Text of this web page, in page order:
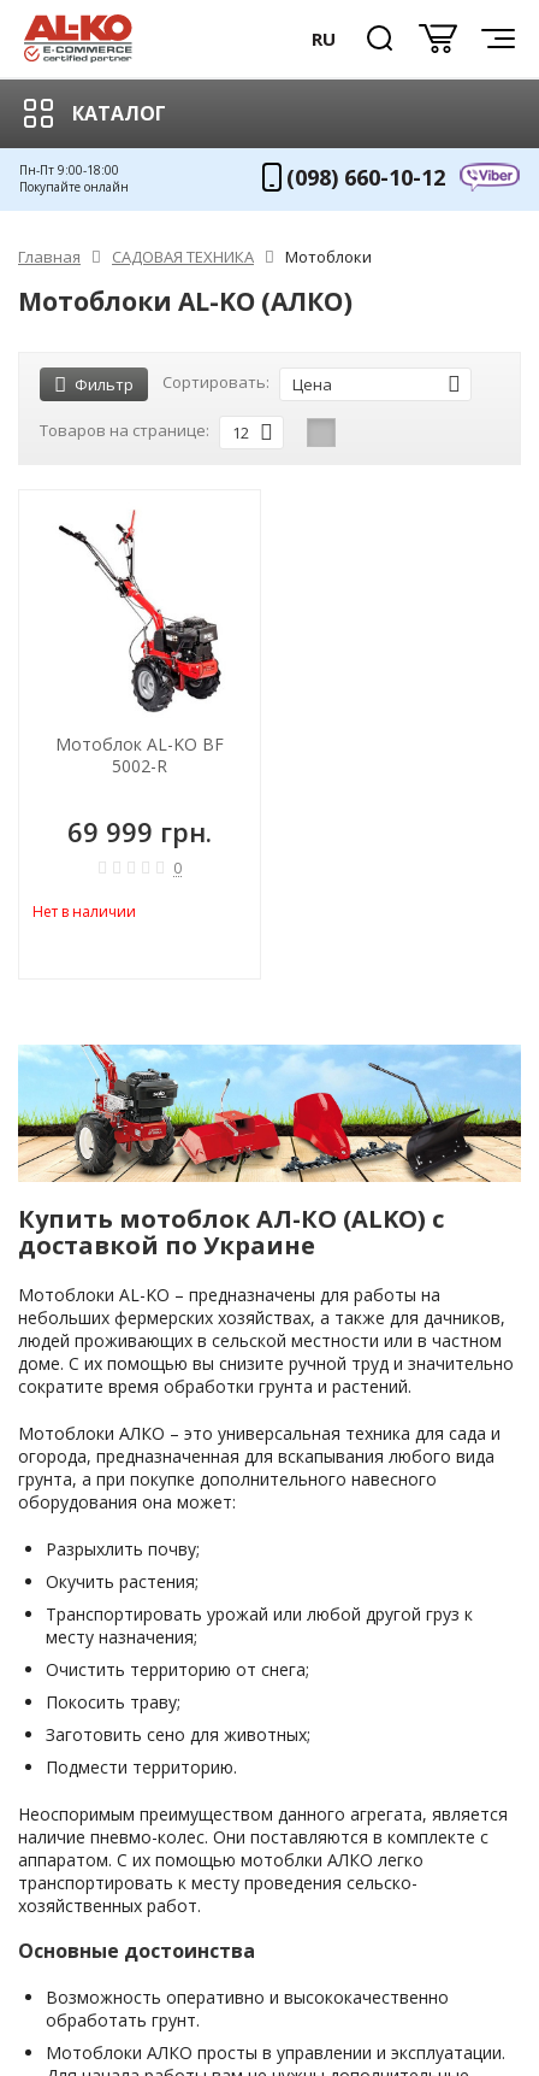
RU
КАТАЛОГ
Пн-Пт 9:00-18:00
Покупайте онлайн
(098) 660-10-12
Главная САДОВАЯ ТЕХНИКА Мотоблоки
Мотоблоки AL-KO (АЛКО)
Фильтр Сортировать: Цена
Товаров на странице: 12
Мотоблок AL-KO BF
5002-R
69 999 грн.
0
Нет в наличии
Купить мотоблок АЛ-КО (ALKO) с
доставкой по Украине
Мотоблоки AL-KO – предназначены для работы на
небольших фермерских хозяйствах, а также для дачников,
людей проживающих в сельской местности или в частном
доме. С их помощью вы снизите ручной труд и значительно
сократите время обработки грунта и растений.
Мотоблоки АЛКО – это универсальная техника для сада и
огорода, предназначенная для вскапывания любого вида
грунта, а при покупке дополнительного навесного
оборудования она может:
Разрыхлить почву;
Окучить растения;
Транспортировать урожай или любой другой груз к
месту назначения;
Очистить территорию от снега;
Покосить траву;
Заготовить сено для животных;
Подмести территорию.
Неоспоримым преимуществом данного агрегата, является
наличие пневмо-колес. Они поставляются в комплекте с
аппаратом. С их помощью мотоблки АЛКО легко
транспортировать к месту проведения сельско-
хозяйственных работ.
Основные достоинства
Возможность оперативно и высококачественно
обработать грунт.
Мотоблоки АЛКО просты в управлении и эксплуатации.